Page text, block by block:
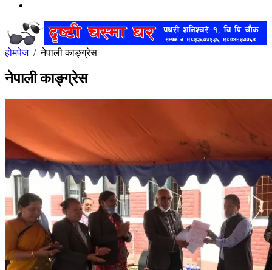
होमपेज/नेपाली काङ्ग्रेस
नेपाली काङ्ग्रेस